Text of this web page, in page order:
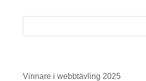
Vinnare i webbtävling 2025